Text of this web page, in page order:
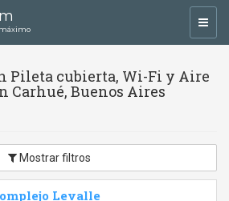
Pileta cubierta, Wi-Fi y Aire
Carhué, Buenos Aires
Mostrar filtros
Levalle